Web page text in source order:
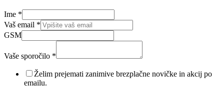
Ime *
email
Ime
Vaš email *
GSM
Vaše sporočilo *
Želim prejemati zanimive brezplačne novičke in akcij po
emailu.